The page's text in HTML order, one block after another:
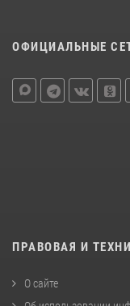
ОФИЦИАЛЬНЫЕ
ПРАВОВАЯ И
О сайте